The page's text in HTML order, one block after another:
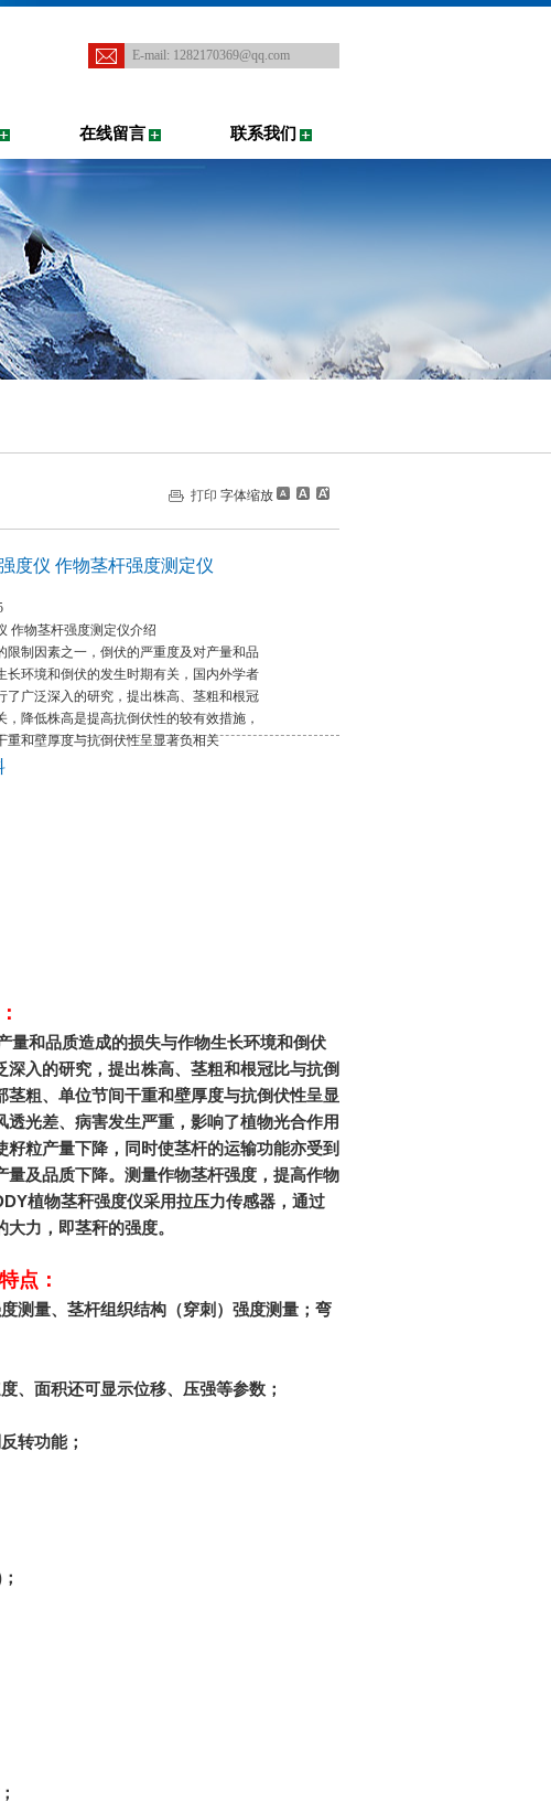
E-mail: 1282170369@qq.com
在线留言 联系我们
打印 字体缩放
度仪 作物茎杆强度测定仪
作物茎杆强度测定仪介绍
限制因素之一，倒伏的严重度及对产量和品
长环境和倒伏的发生时期有关，国内外学者
了广泛深入的研究，提出株高、茎粗和根冠
，降低株高是提高抗倒伏性的较有效措施，
重和壁厚度与抗倒伏性呈显著负相关
量和品质造成的损失与作物生长环境和倒伏
入的研究，提出株高、茎粗和根冠比与抗倒
粗、单位节间干重和壁厚度与抗倒伏性呈显
光差、病害发生严重，影响了植物光合作用
粒产量下降，同时使茎杆的运输功能亦受到
及品质下降。测量作物茎杆强度，提高作物
植物茎秆强度仪采用拉压力传感器，通过
力，即茎秆的强度。
点：
测量、茎杆组织结构（穿刺）强度测量；弯
、面积还可显示位移、压强等参数；
转功能；
；